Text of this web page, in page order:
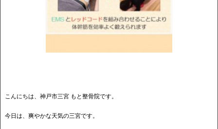
こんにちは、神戸市三宮 もと整骨院です。
今日は、爽やかな天気の三宮です。